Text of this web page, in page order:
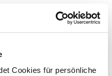
Cookies für persönliche